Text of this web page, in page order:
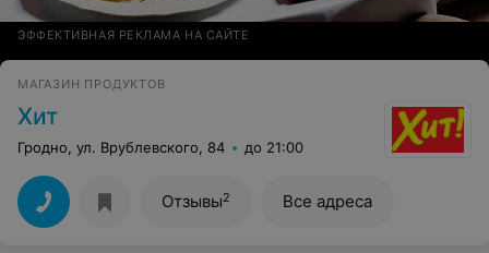
ЭФФЕКТИВНАЯ РЕКЛАМА НА САЙТЕ
МАГАЗИН ПРОДУКТОВ
Хит
Гродно, ул. Врублевского, 84 до 21:00
Отзывы2 Все адреса